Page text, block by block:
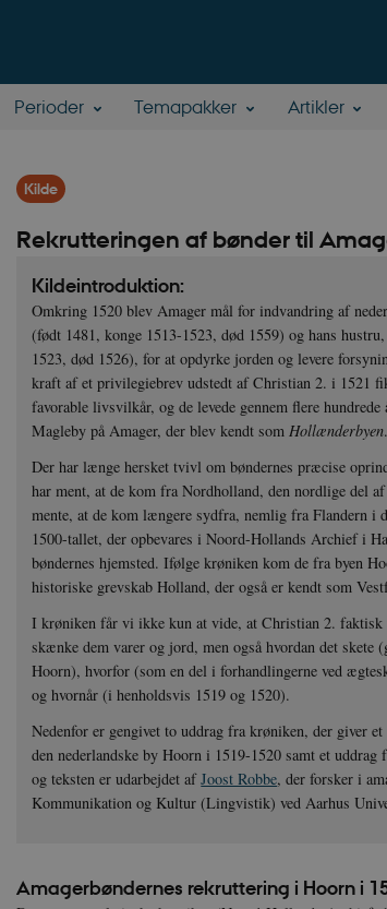
Perioder Temapakker Artikler
Kilde
Rekrutteringen af bønder til
Kildeintroduktion:
Omkring 1520 blev Amager mål for indvandring af
(født 1481, konge 1513-1523, død 1559) og hans
1523, død 1526), for at opdyrke jorden og levere
kraft af et privilegiebrev udstedt af Christian 2. i 1521
favorable livsvilkår, og de levede gennem flere
Magleby på Amager, der blev kendt somHollænderbyen.
Der har længe hersket tvivl om bøndernes præcise
har ment, at de kom fra Nordholland, den nordlige del
mente, at de kom længere sydfra, nemlig fra Flandern
1500-tallet, der opbevares i Noord-Hollands Archief i
bøndernes hjemsted. Ifølge krøniken kom de fra byen
historiske grevskab Holland, der også er kendt som
I krøniken får vi ikke kun at vide, at Christian 2.
skænke dem varer og jord, men også hvordan det
Hoorn), hvorfor (som en del i forhandlingerne ved
og hvornår (i henholdsvis 1519 og 1520).
Nedenfor er gengivet to uddrag fra krøniken, der giver
den nederlandske by Hoorn i 1519-1520 samt et
og teksten er udarbejdet afJoost Robbe, der forsker i
Kommunikation og Kultur (Lingvistik) ved Aarhus
Amagerbøndernes rekruttering i Hoorn i